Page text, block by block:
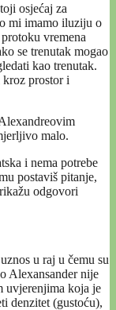
osjećaj za
mi imamo iluziju o
vremena
se trenutak mogao
kao trenutak.
prostor i
malo.
i nema potrebe
postaviš pitanje,
odgovori
u raj u čemu su
Alexansander nije
uvjerenjima koja je
denzitet (gustoću),